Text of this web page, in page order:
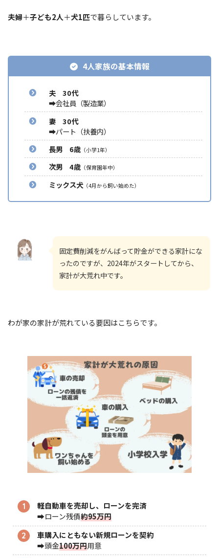
夫婦＋子ども2人＋犬1匹で暮らしています。
4人家族の基本情報
夫 30代
➡会社員（製造業）
妻 30代
➡パート（扶養内）
長男 6歳（小学1年）
次男 4歳（保育園年中）
ミックス犬（4月から飼い始めた）
固定費削減をがんばって貯金ができる家計にな
ったのですが、2024年がスタートしてから、
家計が大荒れ中です。
わが家の家計が荒れている要因はこちらです。
軽自動車を売却し、ローンを完済
➡ローン残債約95万円
車購入にともない新規ローンを契約
➡頭金100万円用意